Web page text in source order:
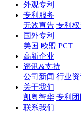
外观专利
专利服务
无效宣告 专利
国外专利
美国 欧盟 PCT
高新企业
资讯&支持
公司新闻 行业资
关于我们
凯粤智华 专利团
联系我们